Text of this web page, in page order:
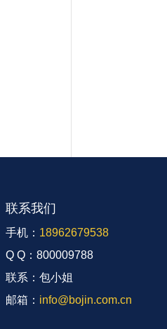
联系我们
手机： 18962679538
Q Q：800009788
联系：包小姐
邮箱： info@bojin.com.cn